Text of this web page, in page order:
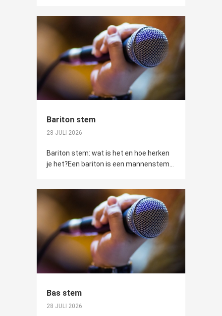
Bariton stem
28 JULI 2026
Bariton stem: wat is het en hoe herken
je het?Een bariton is een mannenstem...
Bas stem
28 JULI 2026